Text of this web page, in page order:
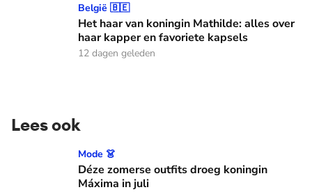
Het haar van koningin Mathilde: alles over haar kapper en
België 🇧🇪
Het haar van koningin Mathilde: alles over
haar kapper en favoriete kapsels
12 dagen geleden
Lees ook
Déze zomerse outfits droeg koningin Máxima in juli
Mode 👗
Déze zomerse outfits droeg koningin
Máxima in juli